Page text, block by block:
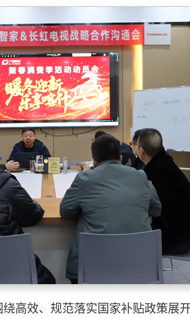
高效、规范落实国家补贴政策展